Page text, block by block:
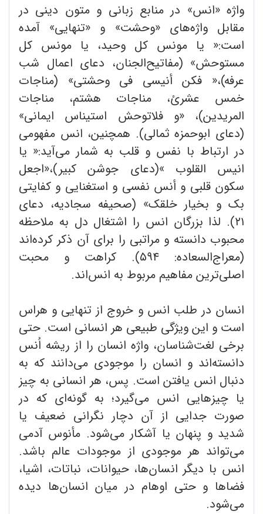
واژه «انس» در منابع زبانی و متون دینی در
مقابل واژه‌های «وحشت» و «تنهایی» آمده
است:« یا مونس کل وحید، یا مونس کل
مستوحش» (مفاتیح‌الجنان، دعای اعمال شب
عرفه)،« فکن أنیسی فی وحشتی» (مناجات
خمس عشرئ، مناجات هشتم، مناجات
المریدین)، «و فلاتوحش استیناس ایمانی»
(دعای ابوحمزه ثمالی). همچنین، انس مفهومی
در ارتباط با نفس و قلب به شمار می‌آید:« یا
انیس القلوب »(دعای جوشن کبیر)،«اجعل
سکون قلبی و أنس نفسی و استغنایی و کفایتی
بک و بخیار خلقک» (صحیفه سجادیه، دعای
۲۱). لذا بزرگان انس را اشتغال دل به ملاحظه
محبوب دانسته و مراتبی را برای آن ذکر کرده‌اند
(معراج‌السعاده: ۵۹۴). کراهت و محبت
اصلی‌ترین مفاهیم مربوط به انس‌اند.
انسان در طلب انس و خروج از تنهایی و هراس
است و این ویژگی طبیعی هر انسانی است. حتی
برخی لغت‌شناسان، واژه انسان را از ریشه اُنس
دانسته‌اند و انسان را موجودی می‌دانند که به
دنبال انس یافتن است. پس، هر انسانی به چیز
یا چیزهایی انس می‌گیرد؛ به گونه‌ای که در
صورت جدایی از آن دچار نگرانی ضعیف یا
شدید و پنهان یا آشکار می‌شود. مأنوس آدمی
می‌تواند هر موجودی از موجودات عالم باشد.
انس با دیگر انسان‌ها، حیوانات، نباتات، اشیا،
فضاها و حتی اوهام در میان انسان‌ها دیده
می‌شود.